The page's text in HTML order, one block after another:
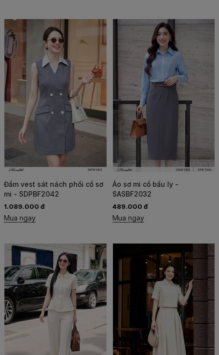
Đầm vest sát nách phối cổ sơ
mi - SDPBF2042
1.089.000 đ
Mua ngay
Áo sơ mi cổ bấu ly -
SASBF2032
489.000 đ
Mua ngay